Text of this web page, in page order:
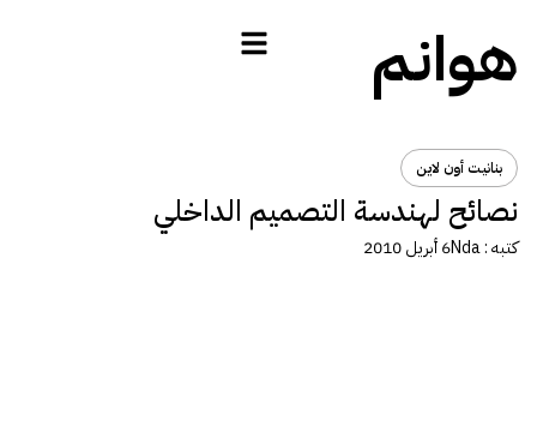
هوانم
بنانيت أون لاين
نصائح لهندسة التصميم الداخلي
كتبه :Nda6 أبريل 2010